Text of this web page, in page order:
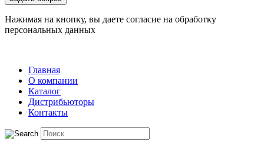
Нажимая на кнопку, вы даете согласие на обработку
персональных данных
Главная
О компании
Каталог
Дистрибьюторы
Контакты